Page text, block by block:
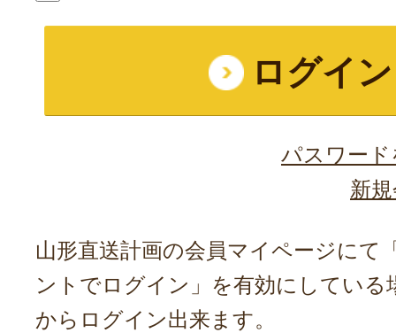
パスワー
新
山形直送計画の会員マイページにて
ントでログイン」を有効にしている
からログイン出来ます。